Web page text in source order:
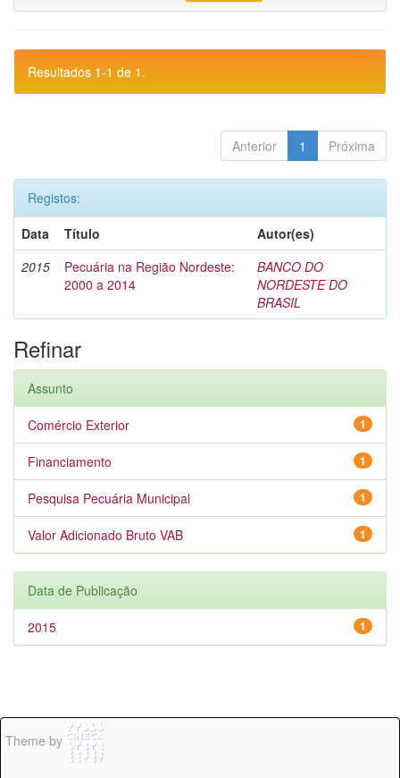
Resultados 1-1 de 1.
Anterior 1 Próxima
Registos:
Data
Título
Autor(es)
2015
Pecuária na Região Nordeste:
2000 a 2014
BANCO DO
NORDESTE DO
BRASIL
Refinar
Assunto
1
Comércio Exterior
1
Financiamento
1
Pesquisa Pecuária Municipal
1
Valor Adicionado Bruto VAB
Data de Publicação
1
2015
Theme by